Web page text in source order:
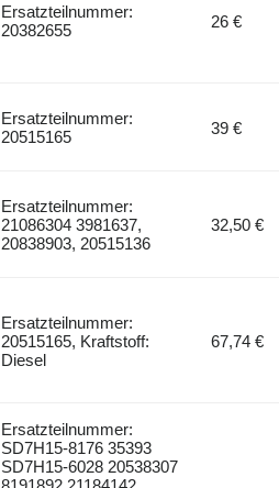
Ersatzteilnummer:
20382655
26 €
Ersatzteilnummer:
20515165
39 €
Ersatzteilnummer:
21086304 3981637,
20838903, 20515136
32,50 €
Ersatzteilnummer:
20515165, Kraftstoff:
Diesel
67,74 €
Ersatzteilnummer:
SD7H15-8176 35393
SD7H15-6028 20538307